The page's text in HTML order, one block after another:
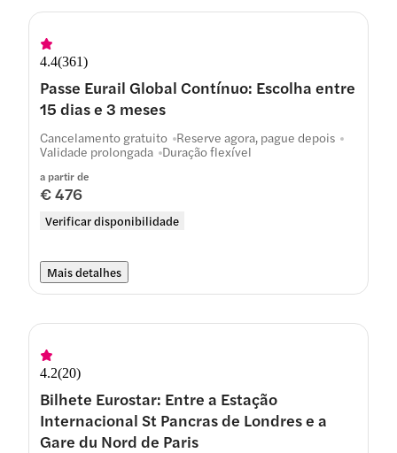
4.4(361)
Passe Eurail Global Contínuo: Escolha entre
15 dias e 3 meses
a partir de
€ 476
Verificar disponibilidade
Cancelamento gratuito Reserve agora, pague depois
Validade prolongada Duração flexível
Mais detalhes
4.2(20)
Bilhete Eurostar: Entre a Estação
Internacional St Pancras de Londres e a
Gare du Nord de Paris